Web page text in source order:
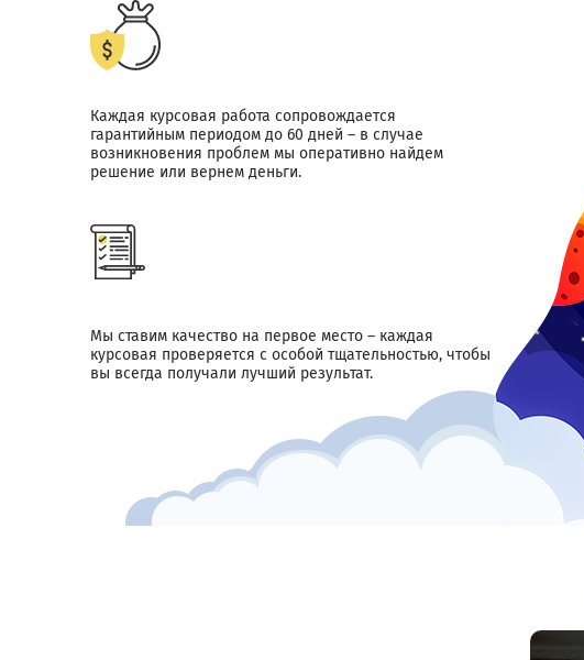
Каждая курсовая работа сопровождается
гарантийным периодом до 60 дней – в случае
возникновения проблем мы оперативно найдем
решение или вернем деньги.
Мы ставим качество на первое место – каждая
курсовая проверяется с особой тщательностью, чтобы
вы всегда получали лучший результат.